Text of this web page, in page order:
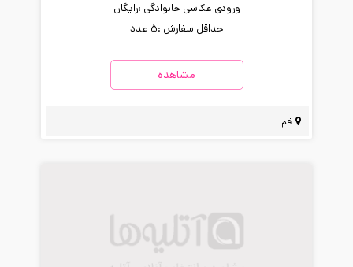
ورودی عکاسی خانوادگی :رایگان
حداقل سفارش :5 عدد
مشاهده
قم